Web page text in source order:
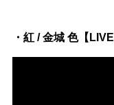
・紅 / 金城 色【